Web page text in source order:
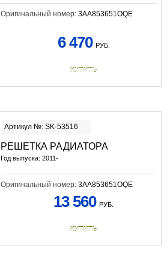
Оригинальный номер: 3AA853651OQE
6 470 РУБ.
КУПИТЬ
Артикул №: SK-53516
РЕШЕТКА РАДИАТОРА
Год выпуска: 2011-
Оригинальный номер: 3AA853651OQE
13 560 РУБ.
КУПИТЬ